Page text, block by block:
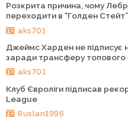
Розкрита причина, чому
переходити в “Голден Стейт”
aks701
Джеймс Харден не підписує
заради трансферу топового
aks701
Клуб Євроліги підписав
League
Ruslan1996